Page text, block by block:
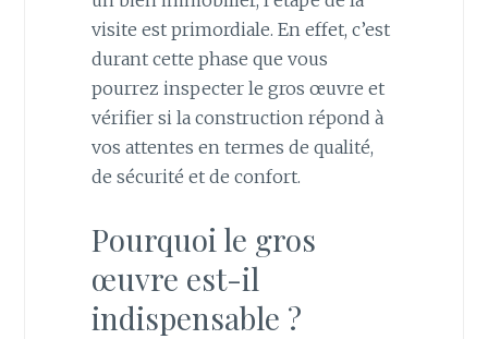
visite est primordiale. En effet, c’est
durant cette phase que vous
pourrez inspecter le gros œuvre et
vérifier si la construction répond à
vos attentes en termes de qualité,
de sécurité et de confort.
Pourquoi le gros
œuvre est-il
indispensable ?